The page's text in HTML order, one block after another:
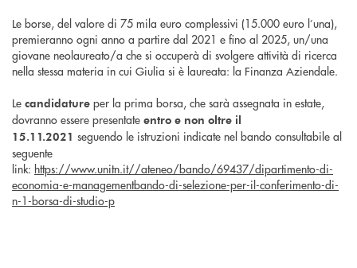
Le borse, del valore di 75 mila euro complessivi (15.000 euro l’una),
premieranno ogni anno a partire dal 2021 e fino al 2025, un/una
giovane neolaureato/a che si occuperà di svolgere attività di ricerca
nella stessa materia in cui Giulia si è laureata: la Finanza Aziendale.
Le candidature per la prima borsa, che sarà assegnata in estate,
dovranno essere presentate entro e non oltre il
15.11.2021 seguendo le istruzioni indicate nel bando consultabile al
seguente
link: https://www.unitn.it//ateneo/bando/69437/dipartimento-di-
economia-e-managementbando-di-selezione-per-il-conferimento-di-
n-1-borsa-di-studio-p